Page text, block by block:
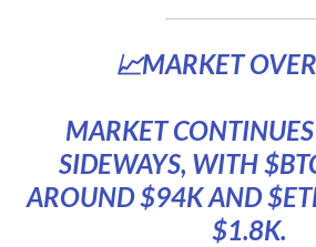
📈MARKET
MARKET
SIDEWAYS, WITH
AROUND $94K AND
$1.8K.